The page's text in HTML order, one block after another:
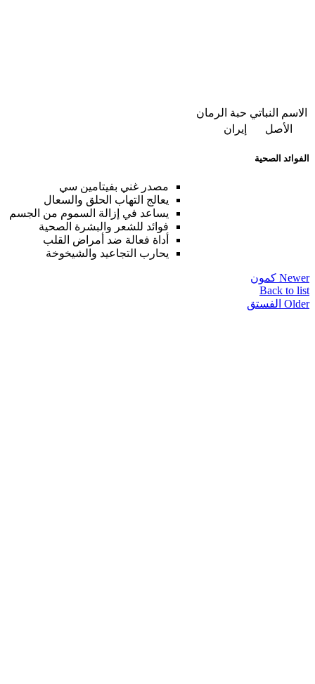
الاسم النباتي حبة الرمان
الأصل
إيران
الفوائد الصحية
مصدر غني بفيتامين سي
يعالج التهاب الحلق والسعال
يساعد في إزالة السموم من الجسم
فوائد للشعر والبشرة الصحية
أداة فعالة ضد أمراض القلب
يحارب التجاعيد والشيخوخة
Newer كمون
Back to list
Older الفستق